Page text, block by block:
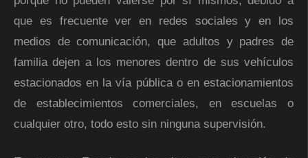
que es frecuente ver en redes sociales y en los
medios de comunicación, que adultos y padres de
familia dejen a los menores dentro de sus vehículos
estacionados en la vía pública o en estacionamientos
de establecimientos comerciales, en escuelas o
cualquier otro, todo esto sin ninguna supervisión.